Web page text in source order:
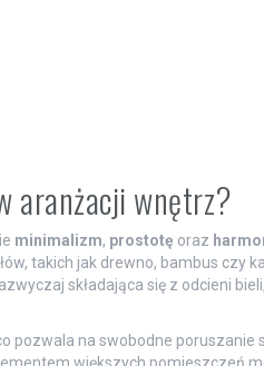
aranżacji wnętrz?
minimalizm, prostotę oraz
takich jak drewno, bambus czy
składająca się z odcieni
pozwala na swobodne poruszanie